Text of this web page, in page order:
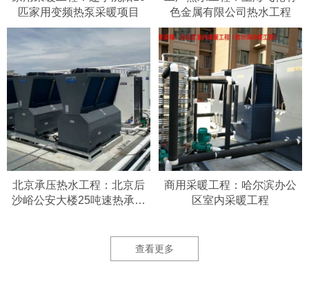
匹家用变频热泵采暖项目
色金属有限公司热水工程
北京承压热水工程：北京后
沙峪公安大楼25吨速热承压
商用采暖工程：哈尔滨办公
区室内采暖工程
查看更多